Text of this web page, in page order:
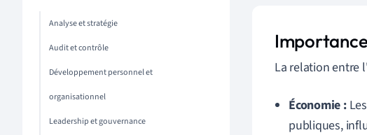
Analyse et stratégie
Audit et contrôle
Développement personnel et
organisationnel
Leadership et gouvernance
La relation entre
Économie :
publiques,